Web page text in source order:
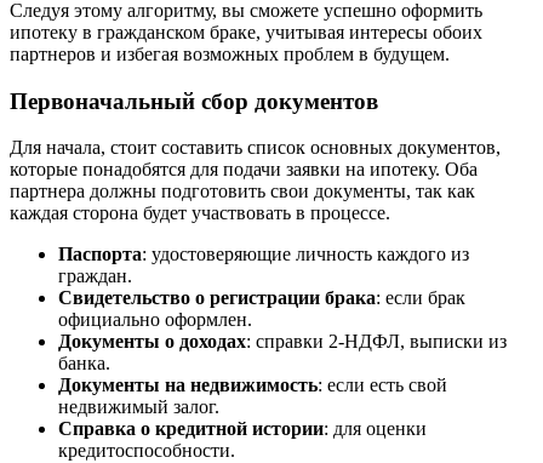
Следуя этому алгоритму, вы сможете успешно оформить
ипотеку в гражданском браке, учитывая интересы обоих
партнеров и избегая возможных проблем в будущем.
Первоначальный сбор документов
Для начала, стоит составить список основных документов,
которые понадобятся для подачи заявки на ипотеку. Оба
партнера должны подготовить свои документы, так как
каждая сторона будет участвовать в процессе.
Паспорта: удостоверяющие личность каждого из
граждан.
Свидетельство о регистрации брака: если брак
официально оформлен.
Документы о доходах: справки 2-НДФЛ, выписки из
банка.
Документы на недвижимость: если есть свой
недвижимый залог.
Справка о кредитной истории: для оценки
кредитоспособности.